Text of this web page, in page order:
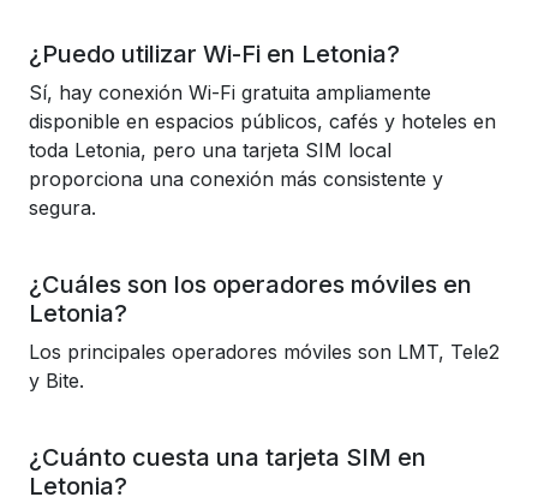
¿Puedo utilizar Wi-Fi en Letonia?
Sí, hay conexión Wi-Fi gratuita ampliamente
disponible en espacios públicos, cafés y hoteles en
toda Letonia, pero una tarjeta SIM local
proporciona una conexión más consistente y
segura.
¿Cuáles son los operadores móviles en
Letonia?
Los principales operadores móviles son LMT, Tele2
y Bite.
¿Cuánto cuesta una tarjeta SIM en
Letonia?